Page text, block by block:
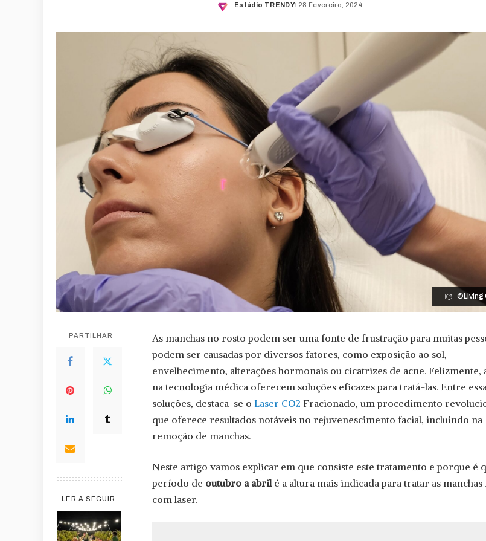
Posted
Estúdio TRENDY 28 Fevereiro, 2024
©Living
PARTILHAR
LER A SEGUIR
As manchas no rosto podem ser uma fonte de frustração para muitas
podem ser causadas por diversos fatores, como exposição ao sol,
envelhecimento, alterações hormonais ou cicatrizes de acne. Felizmente,
na tecnologia médica oferecem soluções eficazes para tratá-las. Entre
soluções, destaca-se o Laser CO2 Fracionado, um procedimento
que oferece resultados notáveis no rejuvenescimento facial, incluindo na
remoção de manchas.
Neste artigo vamos explicar em que consiste este tratamento e porque é
período de outubro a abrilé a altura mais indicada para tratar as manchas
com laser.